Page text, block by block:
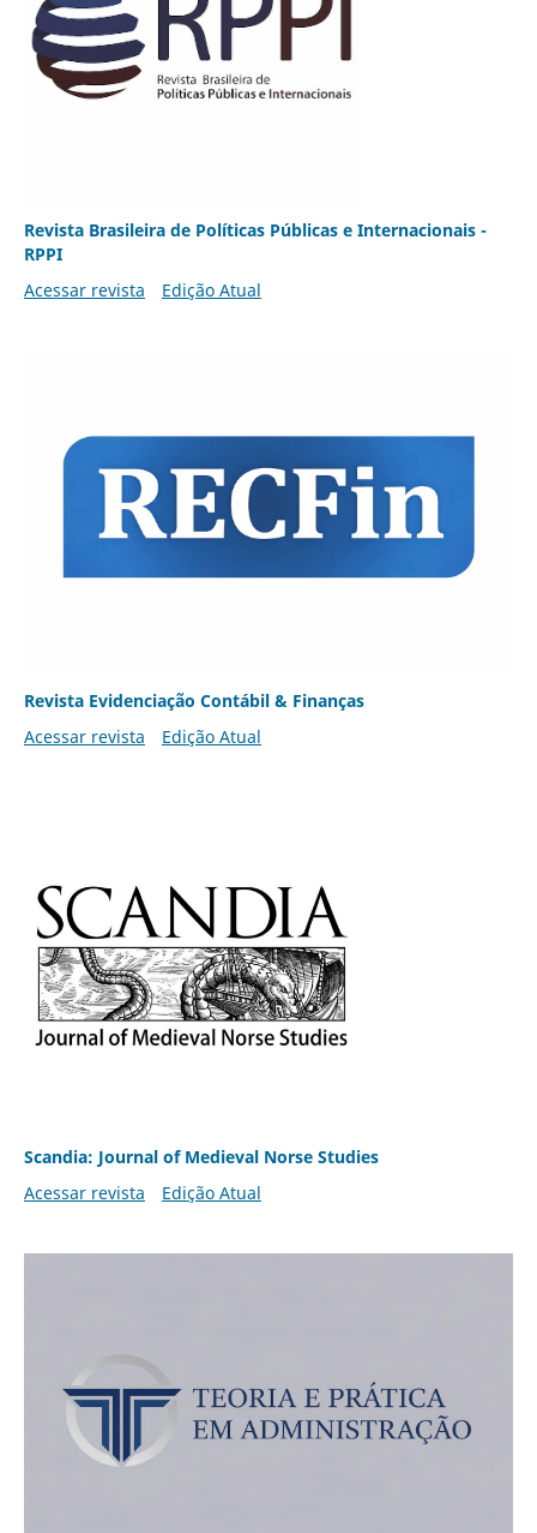
Revista Brasileira de Políticas Públicas e Internacionais -
RPPI
Acessar revista
Edição Atual
Revista Evidenciação Contábil & Finanças
Acessar revista
Edição Atual
Scandia: Journal of Medieval Norse Studies
Acessar revista
Edição Atual